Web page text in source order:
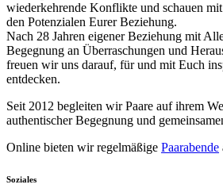
wiederkehrende Konflikte und schauen
den Potenzialen Eurer Beziehung.
Nach 28 Jahren eigener Beziehung mit
Begegnung an Überraschungen und
freuen wir uns darauf, für und mit Euch
entdecken.
Seit 2012 begleiten wir Paare auf ihrem
authentischer Begegnung und
Online bieten wir regelmäßige Paarabende
Soziales